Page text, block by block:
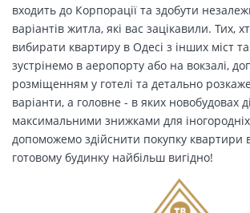
входить до Корпорації та здобути
варіантів житла, які вас зацікавили. Тих,
вибирати квартиру в Одесі з інших міст та
зустрінемо в аеропорту або на вокзалі,
розміщенням у готелі та детально
варіанти, а головне - в яких новобудовах
максимальними знижками для
допоможемо здійснити покупку квартири
готовому будинку найбільш вигідно!